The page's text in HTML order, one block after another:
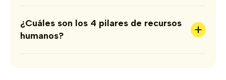
¿Cuáles son los 4 pilares de recursos
humanos?
+